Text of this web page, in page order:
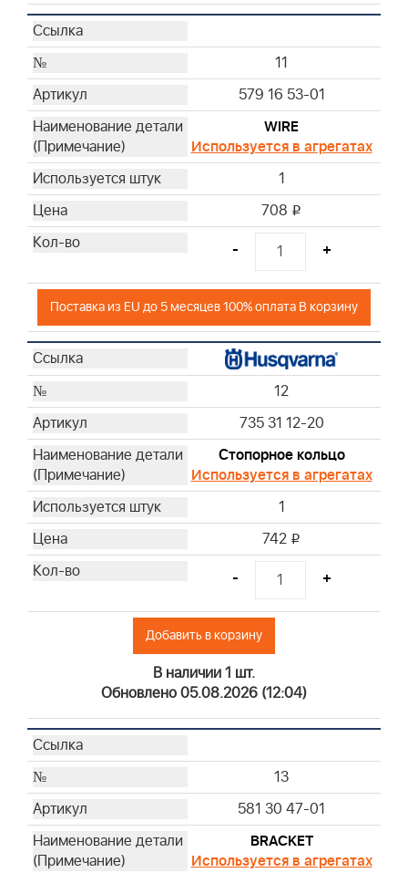
11
579 16 53-01
WIRE
Используется в агрегатах
1
708 i
- +
Поставка из EU до 5 месяцев 100% оплата В корзину
12
735 31 12-20
Стопорное кольцо
Используется в агрегатах
1
742 i
- +
Добавить в корзину
В наличии 1 шт.
Обновлено 05.08.2026 (12:04)
13
581 30 47-01
BRACKET
Используется в агрегатах